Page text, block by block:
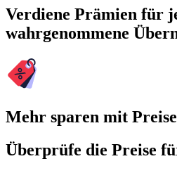
Verdiene Prämien für
wahrgenommene
Mehr sparen mit
Überprüfe die Preise